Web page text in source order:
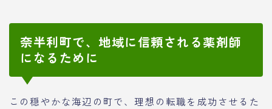
奈半利町で、地域に信頼される薬剤師
になるために
この穏やかな海辺の町で、理想の転職を成功させるた